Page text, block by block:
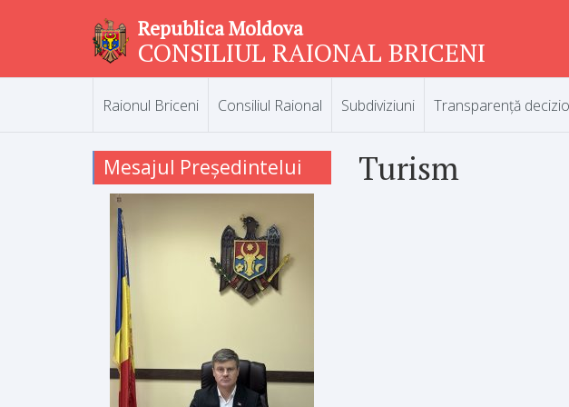
Republica Moldova
CONSILIUL RAIONAL BRICENI
Raionul Briceni Consiliul Raional Subdiviziuni Transparență
Mesajul Președintelui Turism